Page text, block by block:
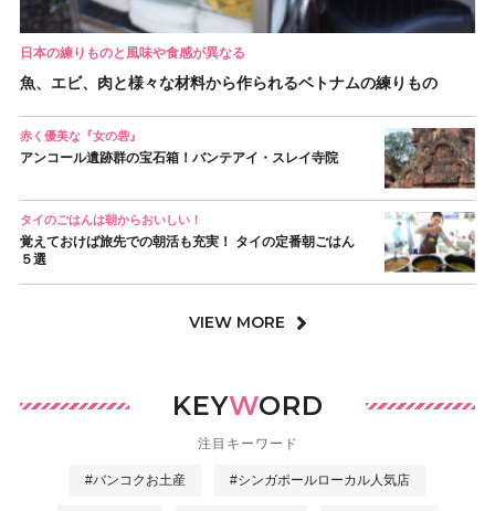
日本の練りものと風味や食感が異なる
魚、エビ、肉と様々な材料から作られるベトナムの練りもの
赤く優美な『女の砦』
アンコール遺跡群の宝石箱！バンテアイ・スレイ寺院
タイのごはんは朝からおいしい！
覚えておけば旅先での朝活も充実！ タイの定番朝ごはん
５選
VIEW MORE
KEYWORD
注目キーワード
#バンコクお土産 #シンガポールローカル人気店